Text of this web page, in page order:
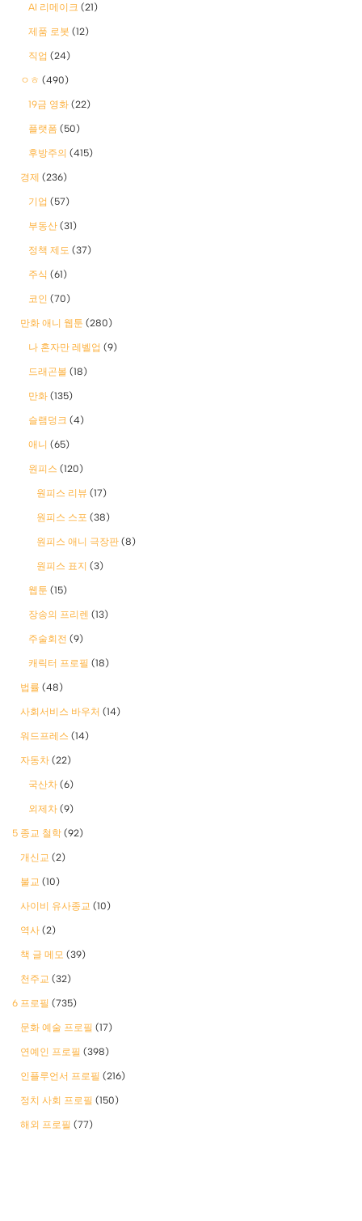
AI 리메이크 (21)
제품 로봇 (12)
직업 (24)
ㅇㅎ (490)
19금 영화 (22)
플랫폼 (50)
후방주의 (415)
경제 (236)
기업 (57)
부동산 (31)
정책 제도 (37)
주식 (61)
코인 (70)
만화 애니 웹툰 (280)
나 혼자만 레벨업 (9)
드래곤볼 (18)
만화 (135)
슬램덩크 (4)
애니 (65)
원피스 (120)
원피스 리뷰 (17)
원피스 스포 (38)
원피스 애니 극장판 (8)
원피스 표지 (3)
웹툰 (15)
장송의 프리렌 (13)
주술회전 (9)
캐릭터 프로필 (18)
법률 (48)
사회서비스 바우처 (14)
워드프레스 (14)
자동차 (22)
국산차 (6)
외제차 (9)
5 종교 철학 (92)
개신교 (2)
불교 (10)
사이비 유사종교 (10)
역사 (2)
책 글 메모 (39)
천주교 (32)
6 프로필 (735)
문화 예술 프로필 (17)
연예인 프로필 (398)
인플루언서 프로필 (216)
정치 사회 프로필 (150)
해외 프로필 (77)